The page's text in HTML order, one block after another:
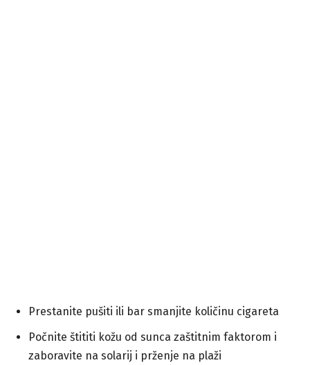
Prestanite pušiti ili bar smanjite količinu cigareta
Počnite štititi kožu od sunca zaštitnim faktorom i
zaboravite na solarij i prženje na plaži